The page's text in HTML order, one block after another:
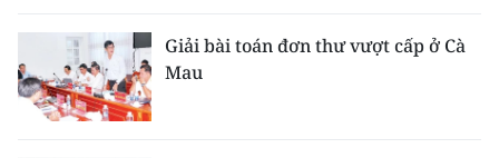
Giải bài toán đơn thư vượt cấp ở Cà
Mau